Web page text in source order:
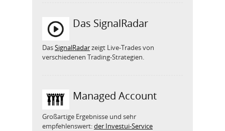
Das SignalRadar
DasSignalRadarzeigt Live-Trades von
verschiedenen Trading-Strategien.
Managed Account
Großartige Ergebnisse und sehr
empfehlenswert:der Investui-Service